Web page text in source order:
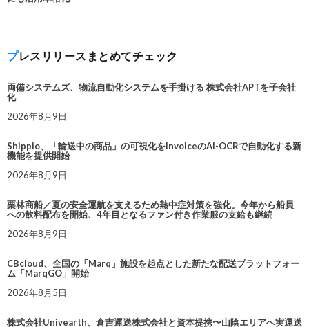
プレスリリースまとめてチェック
両備システムズ、物流自動化システムを手掛ける 株式会社APTを子会社
化
2026年8月9日
Shippio、「輸送中の商品」の可視化をInvoiceのAI-OCRで自動化する新
機能を提供開始
2026年8月9日
栗林商船／夏の安全運航を支えるため熱中症対策を強化。今年から船員
への飲料配布を開始、4年目となるファン付き作業服の支給も継続
2026年8月9日
CBcloud、全国の「Marq」施設を起点とした新たな配送プラットフォー
ム「MarqGO」開始
2026年8月5日
株式会社Univearth、倉吉運送株式会社と資本提携〜山陰エリアへ実運送